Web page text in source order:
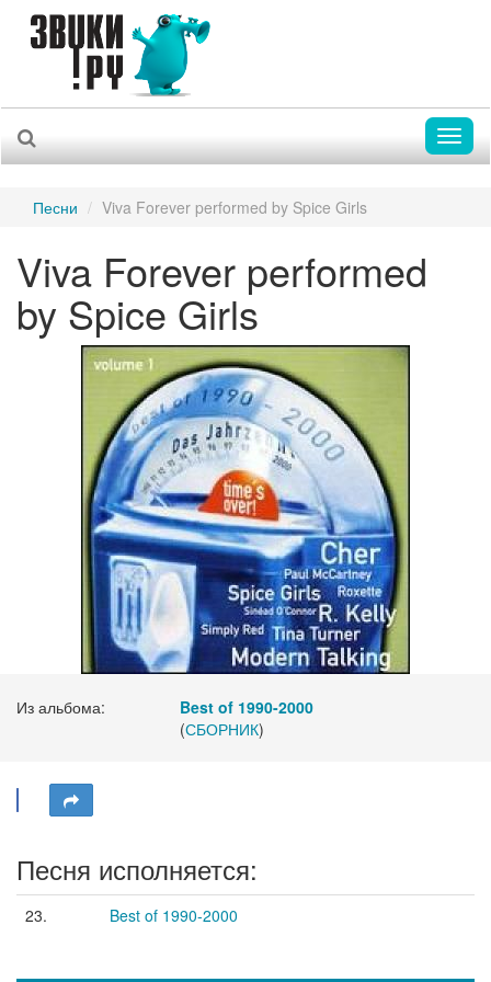
Песни Viva Forever performed by Spice Girls
Viva Forever performed
by Spice Girls
Из альбома:
Best of 1990-2000
(СБОРНИК)
Песня исполняется:
23. Best of 1990-2000